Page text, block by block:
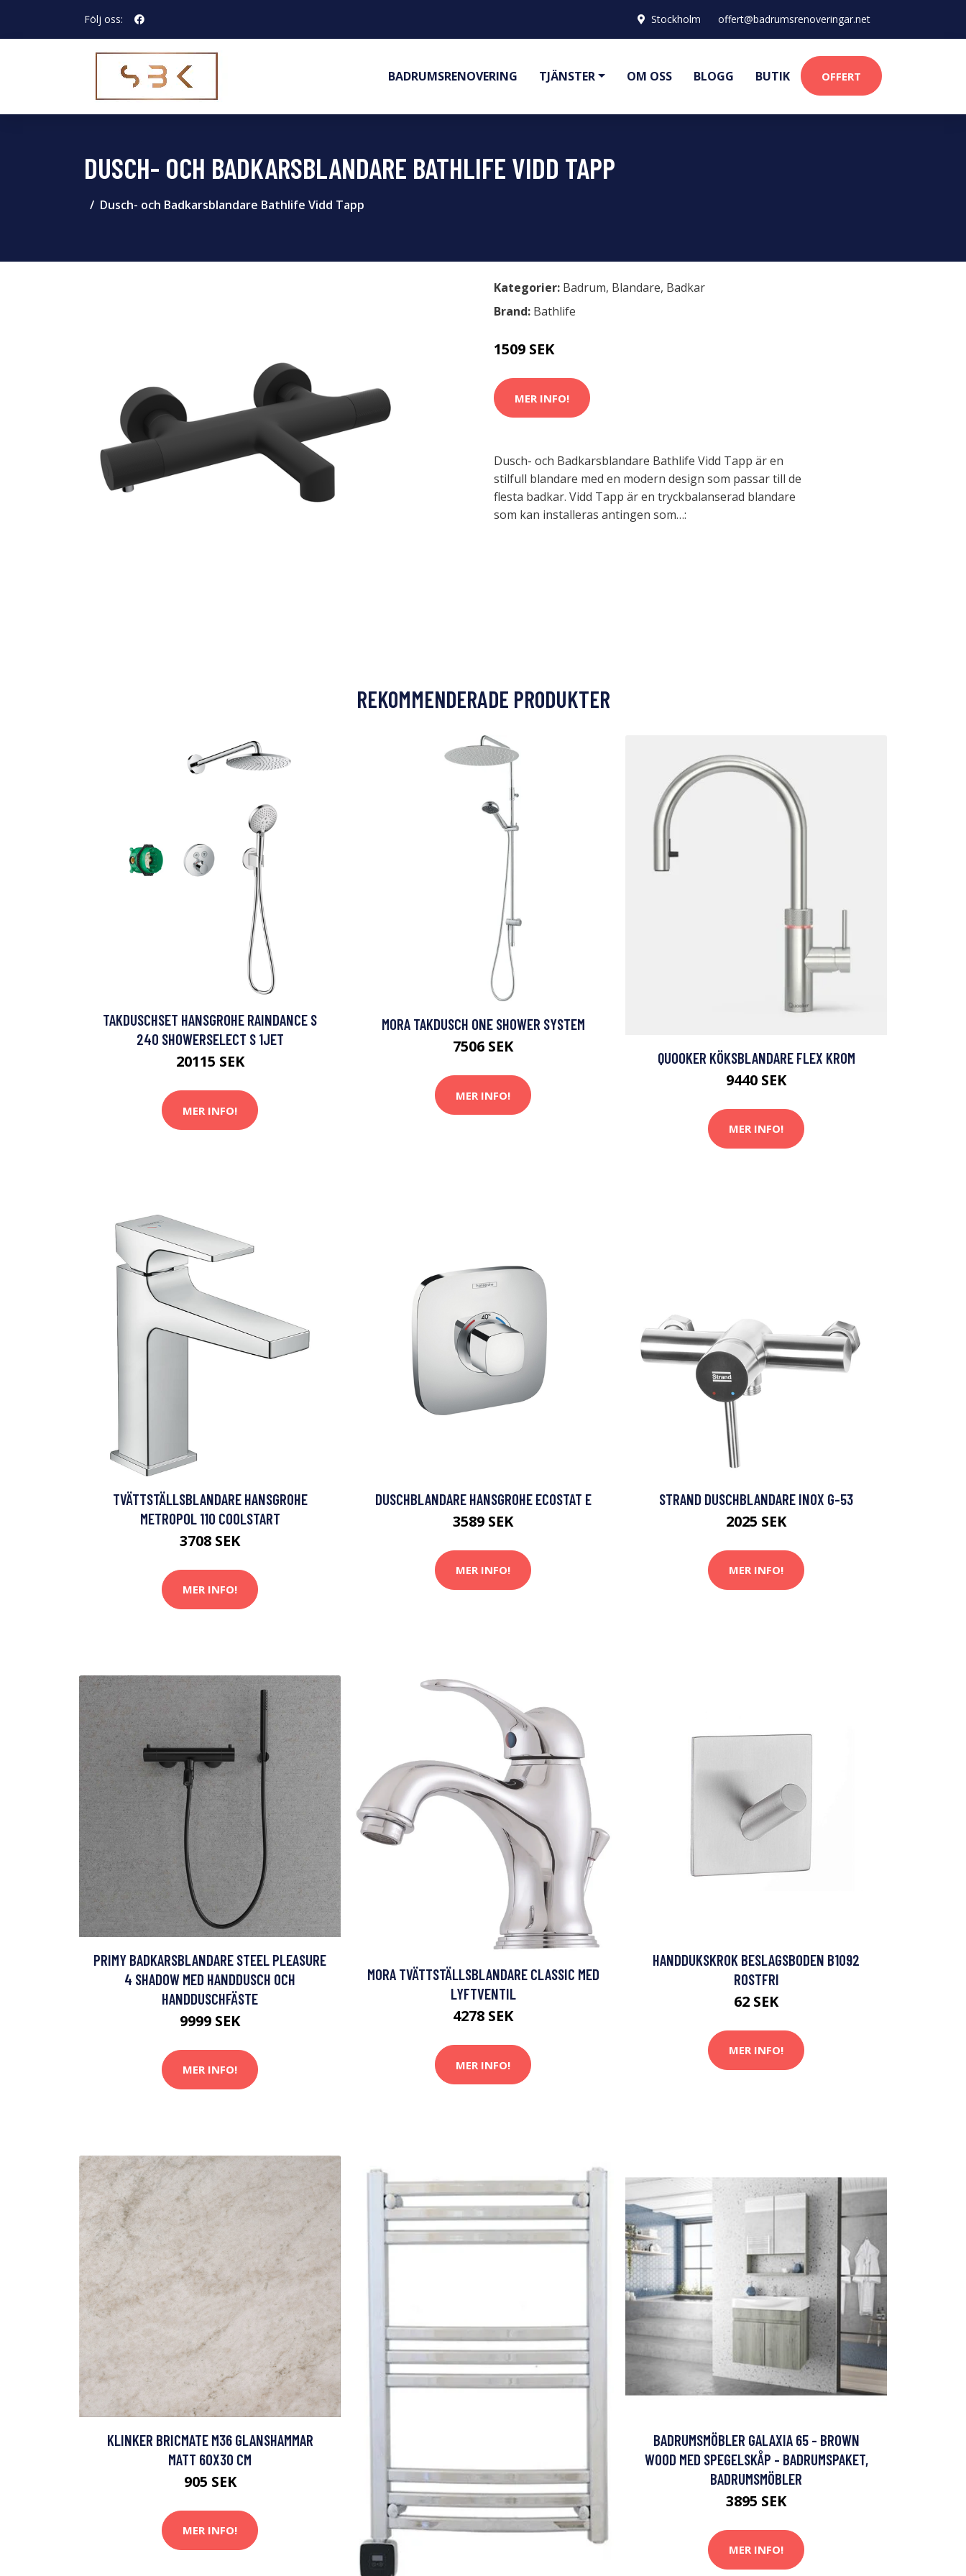
Följ oss: Stockholm offert@badrumsrenoveringar.net
BADRUMSRENOVERING TJÄNSTER OM OSS BLOGG BUTIK OFFERT
DUSCH- OCH BADKARSBLANDARE BATHLIFE VIDD TAPP
Dusch- och Badkarsblandare Bathlife Vidd Tapp
Kategorier: Badrum, Blandare, Badkar
Brand: Bathlife
1509 SEK
MER INFO!
Dusch- och Badkarsblandare Bathlife Vidd Tapp är en
stilfull blandare med en modern design som passar till de
flesta badkar. Vidd Tapp är en tryckbalanserad blandare
som kan installeras antingen som…:
REKOMMENDERADE PRODUKTER
TAKDUSCHSET HANSGROHE RAINDANCE S
240 SHOWERSELECT S 1JET
20115 SEK
MER INFO!
MORA TAKDUSCH ONE SHOWER SYSTEM
7506 SEK
MER INFO!
QUOOKER KÖKSBLANDARE FLEX KROM
9440 SEK
MER INFO!
TVÄTTSTÄLLSBLANDARE HANSGROHE
METROPOL 110 COOLSTART
3708 SEK
MER INFO!
DUSCHBLANDARE HANSGROHE ECOSTAT E
3589 SEK
MER INFO!
STRAND DUSCHBLANDARE INOX G-53
2025 SEK
MER INFO!
PRIMY BADKARSBLANDARE STEEL PLEASURE
4 SHADOW MED HANDDUSCH OCH
HANDDUSCHFÄSTE
9999 SEK
MER INFO!
MORA TVÄTTSTÄLLSBLANDARE CLASSIC MED
LYFTVENTIL
4278 SEK
MER INFO!
HANDDUKSKROK BESLAGSBODEN B1092
ROSTFRI
62 SEK
MER INFO!
KLINKER BRICMATE M36 GLANSHAMMAR
MATT 60X30 CM
905 SEK
MER INFO!
BADRUMSMÖBLER GALAXIA 65 - BROWN
WOOD MED SPEGELSKÅP - BADRUMSPAKET,
BADRUMSMÖBLER
3895 SEK
MER INFO!